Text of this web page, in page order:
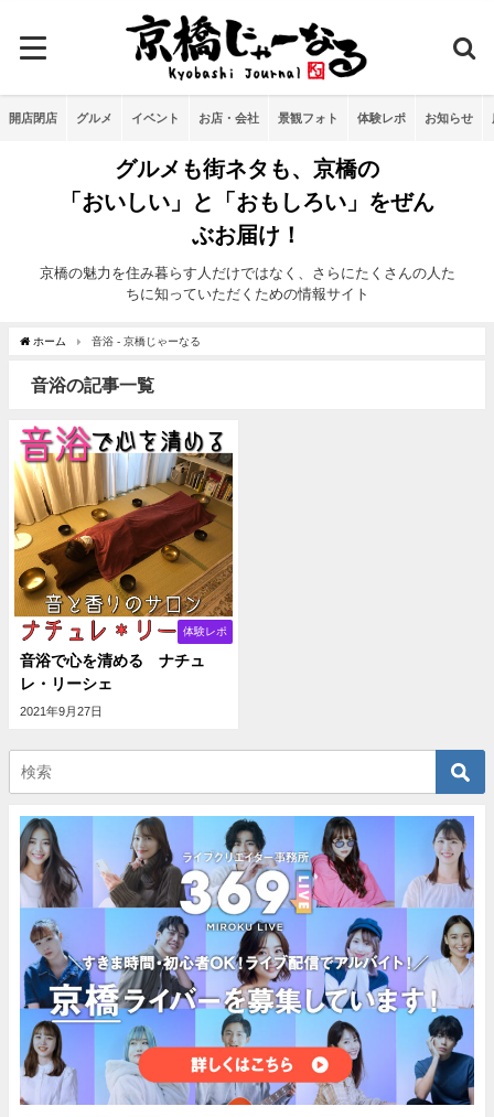
開店閉店 グルメ イベント お店・会社 景観フォト 体験レポ お知らせ
グルメも街ネタも、京橋の
「おいしい」と「おもしろい」をぜん
ぶお届け！
京橋の魅力を住み暮らす人だけではなく、さらにたくさんの人た
ちに知っていただくための情報サイト
ホーム 音浴 - 京橋じゃーなる
音浴の記事一覧
体験レポ
音浴で心を清める ナチュ
レ・リーシェ
2021年9月27日